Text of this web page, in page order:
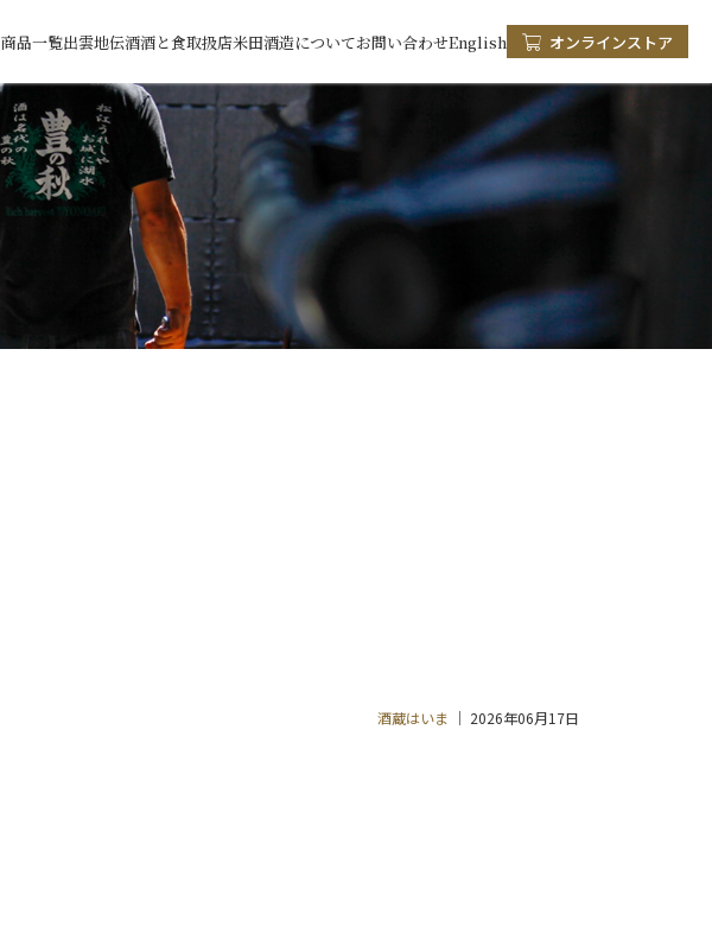
商品一覧出雲地伝酒酒と食取扱店米田酒造についてお問い合わせEnglish オンラインストア
酒蔵はいま 2026年06月17日